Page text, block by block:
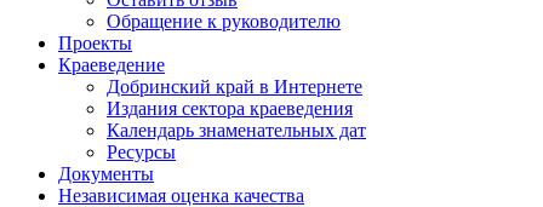
Обращение к руководителю
Проекты
Краеведение
Добринский край в Интернете
Издания сектора краеведения
Календарь знаменательных дат
Ресурсы
Документы
Независимая оценка качества